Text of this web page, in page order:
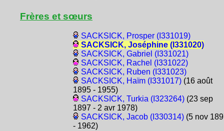
Frères et sœurs
SACKSICK, Prosper (I331019)
SACKSICK, Joséphine (I331020)
SACKSICK, Gabriel (I331021)
SACKSICK, Rachel (I331022)
SACKSICK, Ruben (I331023)
SACKSICK, Haïm (I331017)(16 août
1895 - 1955)
SACKSICK, Turkia (I323264)(23 sep
1897 - 2 avr 1978)
SACKSICK, Jacob (I330314)(5 nov
- 1962)